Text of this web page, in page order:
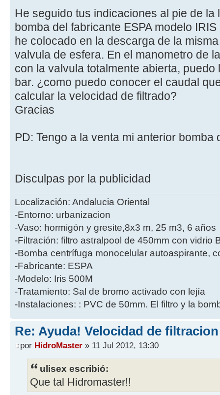
He seguido tus indicaciones al pie de la
bomba del fabricante ESPA modelo
he colocado en la descarga de la
valvula de esfera. En el manometro de
con la valvula totalmente abierta,
bar. ¿como puedo conocer el caudal
calcular la velocidad de filtrado?
Gracias
PD: Tengo a la venta mi anterior bomba
Disculpas por la publicidad
Localización: Andalucia Oriental
-Entorno: urbanizacion
-Vaso: hormigón y gresite,8x3 m, 25 m3, 6 años
-Filtración: filtro astralpool de 450mm con vidrio
-Bomba centrífuga monocelular autoaspirante,
-Fabricante: ESPA
-Modelo: Iris 500M
-Tratamiento: Sal de bromo activado con lejía
-Instalaciones: : PVC de 50mm. El filtro y la
Re: Ayuda! Velocidad de
por HidroMaster » 11 Jul 2012, 13:30
ulisex escribió:
Que tal Hidromaster!!